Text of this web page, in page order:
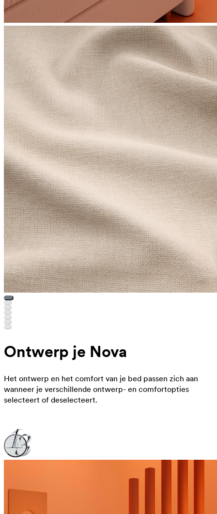
Ontwerp je Nova
Het ontwerp en het comfort van je bed passen zich aan
wanneer je verschillende ontwerp- en comfortopties
selecteert of deselecteert.